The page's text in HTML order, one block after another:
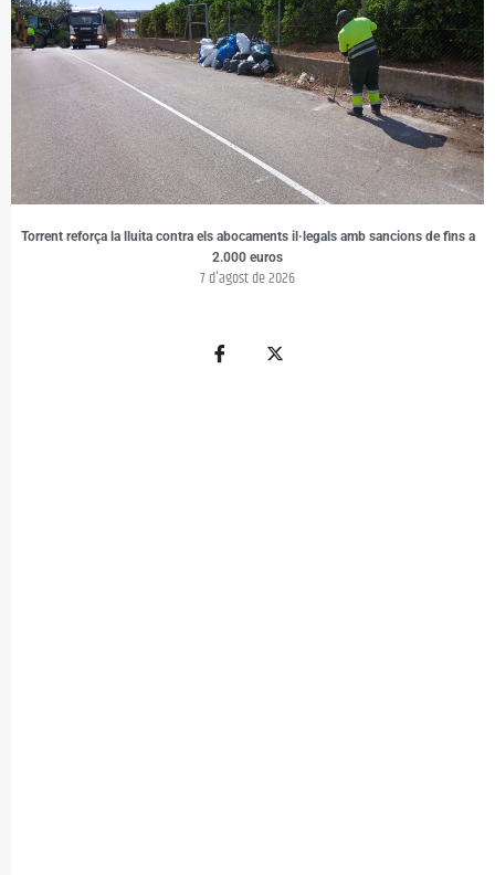
Torrent reforça la lluita contra els abocaments il·legals amb sancions de fins a
2.000 euros
7 d'agost de 2026